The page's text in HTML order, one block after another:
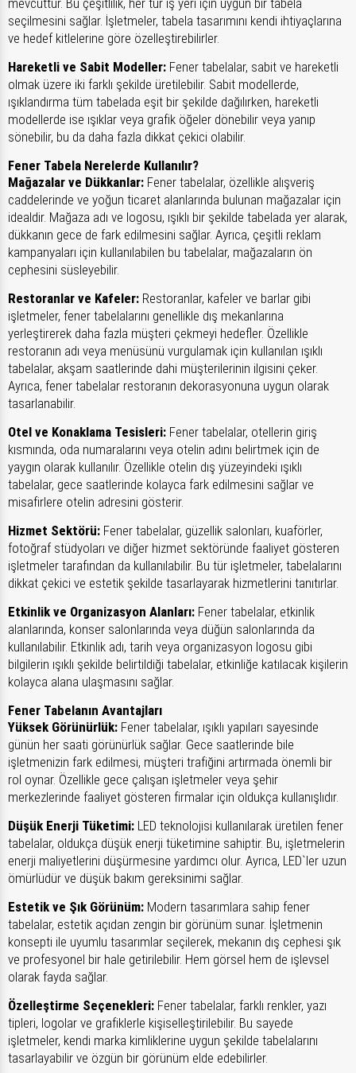
mevcuttur. Bu çeşitlilik, her tür iş yeri için uygun bir tabela
seçilmesini sağlar. İşletmeler, tabela tasarımını kendi ihtiyaçlarına
ve hedef kitlelerine göre özelleştirebilirler.
Hareketli ve Sabit Modeller: Fener tabelalar, sabit ve hareketli
olmak üzere iki farklı şekilde üretilebilir. Sabit modellerde,
ışıklandırma tüm tabelada eşit bir şekilde dağılırken, hareketli
modellerde ise ışıklar veya grafik öğeler dönebilir veya yanıp
sönebilir, bu da daha fazla dikkat çekici olabilir.
Fener Tabela Nerelerde Kullanılır?
Mağazalar ve Dükkanlar: Fener tabelalar, özellikle alışveriş
caddelerinde ve yoğun ticaret alanlarında bulunan mağazalar için
idealdir. Mağaza adı ve logosu, ışıklı bir şekilde tabelada yer alarak,
dükkanın gece de fark edilmesini sağlar. Ayrıca, çeşitli reklam
kampanyaları için kullanılabilen bu tabelalar, mağazaların ön
cephesini süsleyebilir.
Restoranlar ve Kafeler: Restoranlar, kafeler ve barlar gibi
işletmeler, fener tabelalarını genellikle dış mekanlarına
yerleştirerek daha fazla müşteri çekmeyi hedefler. Özellikle
restoranın adı veya menüsünü vurgulamak için kullanılan ışıklı
tabelalar, akşam saatlerinde dahi müşterilerinin ilgisini çeker.
Ayrıca, fener tabelalar restoranın dekorasyonuna uygun olarak
tasarlanabilir.
Otel ve Konaklama Tesisleri: Fener tabelalar, otellerin giriş
kısmında, oda numaralarını veya otelin adını belirtmek için de
yaygın olarak kullanılır. Özellikle otelin dış yüzeyindeki ışıklı
tabelalar, gece saatlerinde kolayca fark edilmesini sağlar ve
misafirlere otelin adresini gösterir.
Hizmet Sektörü: Fener tabelalar, güzellik salonları, kuaförler,
fotoğraf stüdyoları ve diğer hizmet sektöründe faaliyet gösteren
işletmeler tarafından da kullanılabilir. Bu tür işletmeler, tabelalarını
dikkat çekici ve estetik şekilde tasarlayarak hizmetlerini tanıtırlar.
Etkinlik ve Organizasyon Alanları: Fener tabelalar, etkinlik
alanlarında, konser salonlarında veya düğün salonlarında da
kullanılabilir. Etkinlik adı, tarih veya organizasyon logosu gibi
bilgilerin ışıklı şekilde belirtildiği tabelalar, etkinliğe katılacak kişilerin
kolayca alana ulaşmasını sağlar.
Fener Tabelanın Avantajları
Yüksek Görünürlük: Fener tabelalar, ışıklı yapıları sayesinde
günün her saati görünürlük sağlar. Gece saatlerinde bile
işletmenizin fark edilmesi, müşteri trafiğini artırmada önemli bir
rol oynar. Özellikle gece çalışan işletmeler veya şehir
merkezlerinde faaliyet gösteren firmalar için oldukça kullanışlıdır.
Düşük Enerji Tüketimi: LED teknolojisi kullanılarak üretilen fener
tabelalar, oldukça düşük enerji tüketimine sahiptir. Bu, işletmelerin
enerji maliyetlerini düşürmesine yardımcı olur. Ayrıca, LED`ler uzun
ömürlüdür ve düşük bakım gereksinimi sağlar.
Estetik ve Şık Görünüm: Modern tasarımlara sahip fener
tabelalar, estetik açıdan zengin bir görünüm sunar. İşletmenin
konsepti ile uyumlu tasarımlar seçilerek, mekanın dış cephesi şık
ve profesyonel bir hale getirilebilir. Hem görsel hem de işlevsel
olarak fayda sağlar.
Özelleştirme Seçenekleri: Fener tabelalar, farklı renkler, yazı
tipleri, logolar ve grafiklerle kişiselleştirilebilir. Bu sayede
işletmeler, kendi marka kimliklerine uygun şekilde tabelalarını
tasarlayabilir ve özgün bir görünüm elde edebilirler.